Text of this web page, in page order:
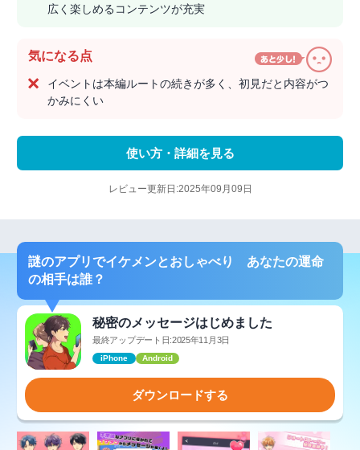
広く楽しめるコンテンツが充実
気になる点
イベントは本編ルートの続きが多く、初見だと内容がつ
かみにくい
使い方・詳細を見る
レビュー更新日:2025年09月09日
謎のアプリでイケメンとおしゃべり あなたの運命
の相手は誰？
秘密のメッセージはじめました
最終アップデート日:2025年11月3日
iPhone Android
ダウンロードする